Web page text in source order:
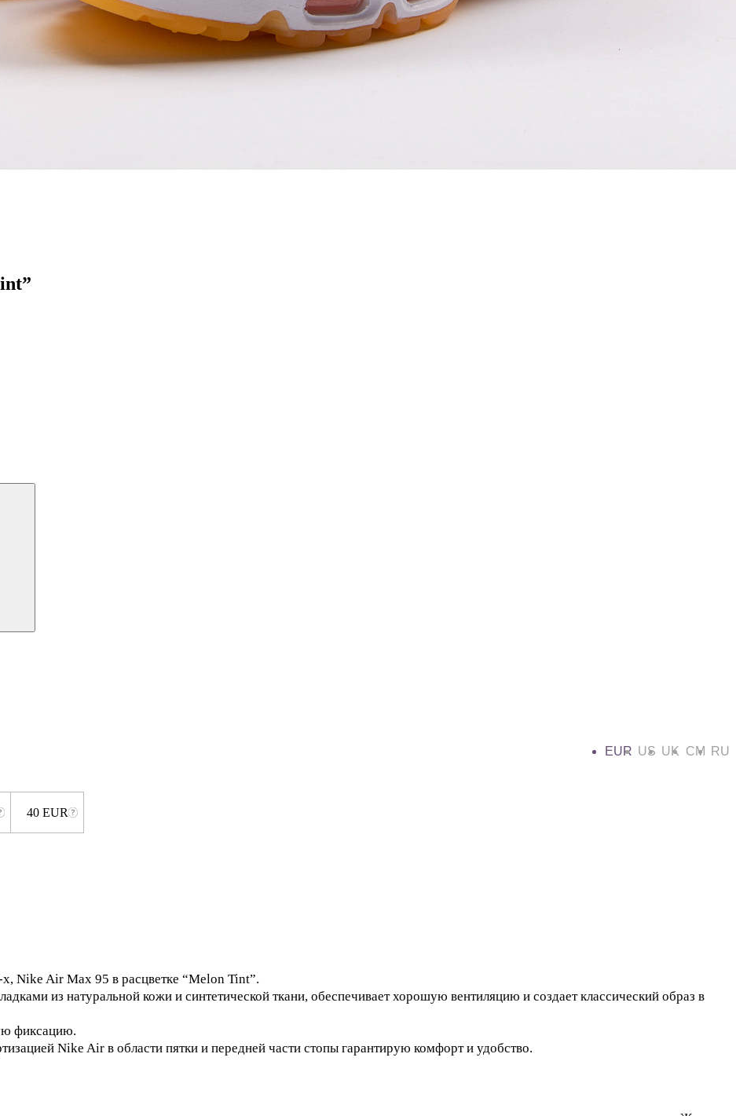
EUR US UK CM RU
40 EUR
Nike Air Max 95 в расцветке “Melon Tint”.
из натуральной кожи и синтетической ткани, обеспечивает хорошую вентиляцию и создает классический образ в
фиксацию.
Nike Air в области пятки и передней части стопы гарантирую комфорт и удобство.